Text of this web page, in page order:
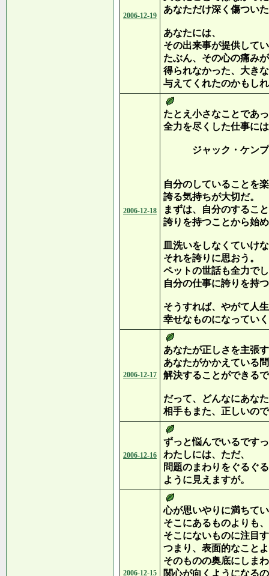
2006-12-19
あなただけ深く傷つい
あなたには、
その出来事が提供して
たぶん、その心の痛み
得られなかった、大き
与えてくれたのかもし
2006-12-18
たとえ小さなことであ
全力を尽くした仕事に
ジャック・ケンプ
自分のしていることを
誇る気持ちが大切だ。
まずは、自分のするこ
誇りを持つことから始
皿洗いをしなくていけ
それを誇りに思おう。
ペットの世話も全力で
自分の仕事に誇りを持
そうすれば、やがて人
幸せなものになってい
2006-12-17
あなたが正しさを主張
あなたがかかえている
解決することができる
だって、どんなにあな
相手もまた、正しいの
2006-12-16
ずっと悩んでいるです
わたしには、ただ、
問題のまわりをぐるぐ
ように見えますが。
2006-12-15
心が思いやりに満ちて
そこにあるものよりも、
そこにないものに注目
つまり、表面的なこと
そのものの奥底にしま
関心が向くようになる